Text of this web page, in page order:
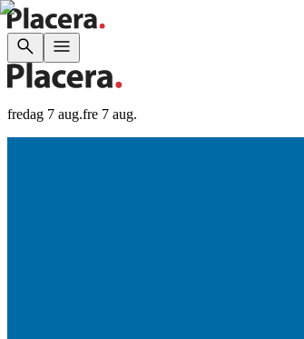
fredag 7 aug.fre 7 aug.